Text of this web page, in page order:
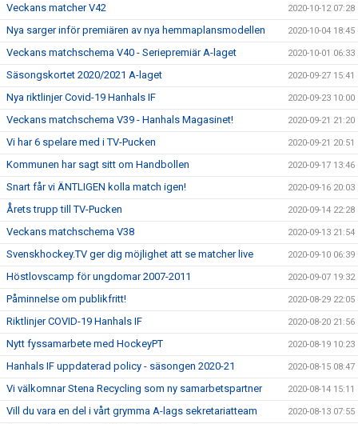
Veckans matcher V42 2020-10-12 07:28
Nya sarger inför premiären av nya hemmaplansmodellen 2020-10-04 18:45
Veckans matchschema V40 - Seriepremiär A-laget 2020-10-01 06:33
Säsongskortet 2020/2021 A-laget 2020-09-27 15:41
Nya riktlinjer Covid-19 Hanhals IF 2020-09-23 10:00
Veckans matchschema V39 - Hanhals Magasinet! 2020-09-21 21:20
Vi har 6 spelare med i TV-Pucken 2020-09-21 20:51
Kommunen har sagt sitt om Handbollen 2020-09-17 13:46
Snart får vi ÄNTLIGEN kolla match igen! 2020-09-16 20:03
Årets trupp till TV-Pucken 2020-09-14 22:28
Veckans matchschema V38 2020-09-13 21:54
Svenskhockey.TV ger dig möjlighet att se matcher live 2020-09-10 06:39
Höstlovscamp för ungdomar 2007-2011 2020-09-07 19:32
Påminnelse om publikfritt! 2020-08-29 22:05
Riktlinjer COVID-19 Hanhals IF 2020-08-20 21:56
Nytt fyssamarbete med HockeyPT 2020-08-19 10:23
Hanhals IF uppdaterad policy - säsongen 2020-21 2020-08-15 08:47
Vi välkomnar Stena Recycling som ny samarbetspartner 2020-08-14 15:11
Vill du vara en del i vårt grymma A-lags sekretariatteam 2020-08-13 07:55